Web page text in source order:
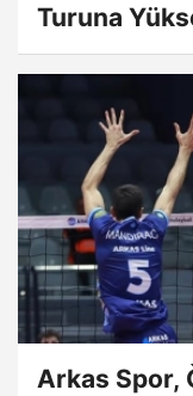
Turuna
Arkas Spor,